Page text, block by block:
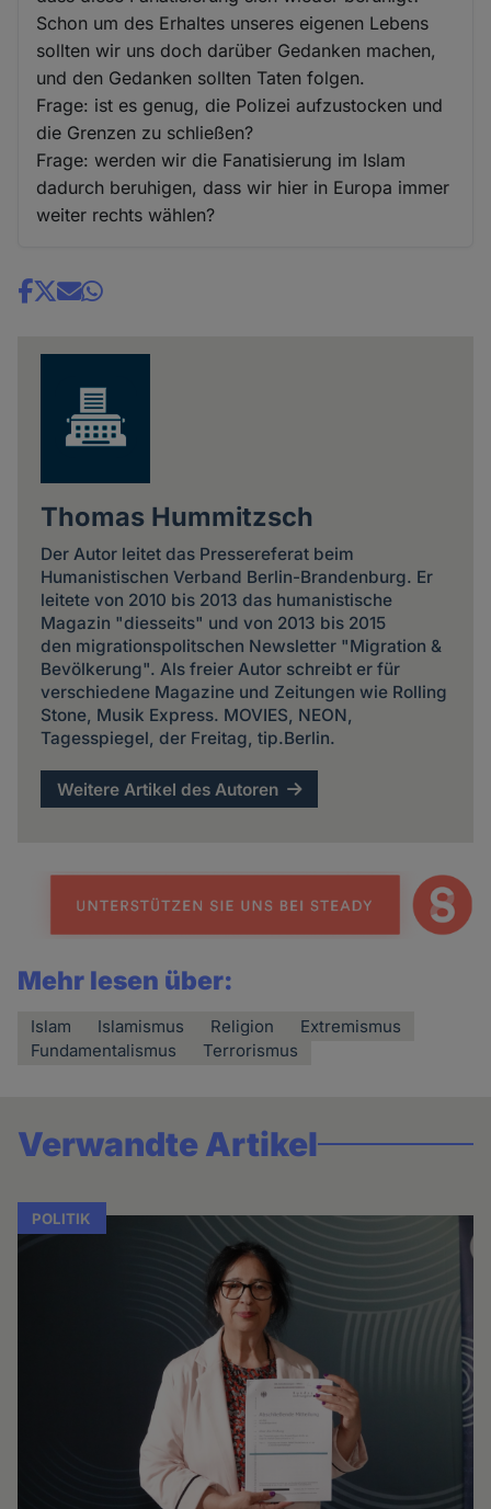
Schon um des Erhaltes unseres eigenen Lebens
sollten wir uns doch darüber Gedanken machen,
und den Gedanken sollten Taten folgen.
Frage: ist es genug, die Polizei aufzustocken und
die Grenzen zu schließen?
Frage: werden wir die Fanatisierung im Islam
dadurch beruhigen, dass wir hier in Europa immer
weiter rechts wählen?
Share
Thomas Hummitzsch
Der Autor leitet das Pressereferat beim
Humanistischen Verband Berlin-Brandenburg. Er
leitete von 2010 bis 2013 das humanistische
Magazin "diesseits" und von 2013 bis 2015
den migrationspolitschen Newsletter "Migration &
Bevölkerung". Als freier Autor schreibt er für
verschiedene Magazine und Zeitungen wie Rolling
Stone, Musik Express. MOVIES, NEON,
Tagesspiegel, der Freitag, tip.Berlin.
Weitere Artikel des Autoren
Mehr lesen über:
Islam Islamismus Religion
Extremismus
Fundamentalismus
Terrorismus
Verwandte Artikel
POLITIK